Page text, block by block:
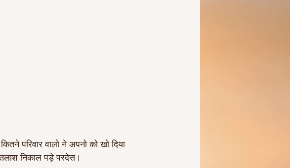
परिवार वालो ने अपनो को खो दिया
निकाल पड़े परदेस।